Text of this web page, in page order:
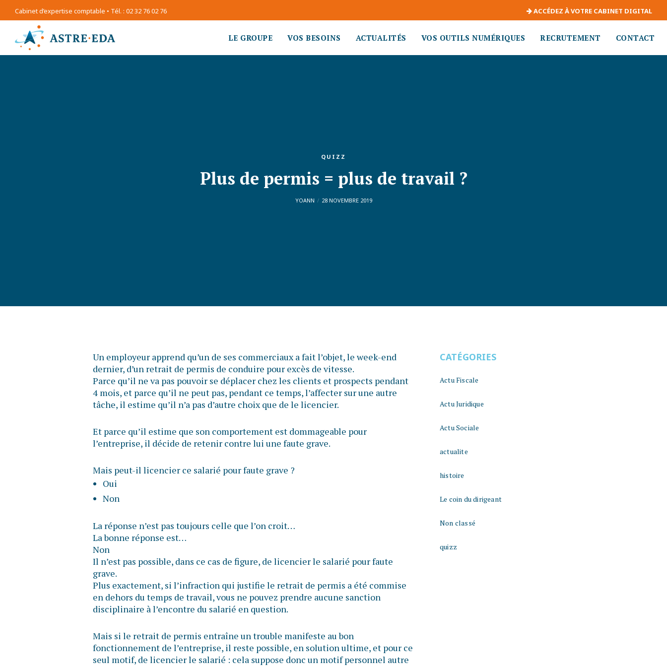
Cabinet d’expertise comptable • Tél. : 02 32 76 02 76 ACCÉDEZ À VOTRE CABINET DIGITAL
LE GROUPE VOS BESOINS ACTUALITÉS VOS OUTILS NUMÉRIQUES RECRUTEMENT CONTACT
QUIZZ
Plus de permis = plus de travail ?
YOANN 28 NOVEMBRE 2019
Un employeur apprend qu’un de ses commerciaux a fait l’objet, le week-end
dernier, d’un retrait de permis de conduire pour excès de vitesse.
Parce qu’il ne va pas pouvoir se déplacer chez les clients et prospects pendant
4 mois, et parce qu’il ne peut pas, pendant ce temps, l’affecter sur une autre
tâche, il estime qu’il n’a pas d’autre choix que de le licencier.
Et parce qu’il estime que son comportement est dommageable pour
l’entreprise, il décide de retenir contre lui une faute grave.
Mais peut-il licencier ce salarié pour faute grave ?
Oui
Non
La réponse n’est pas toujours celle que l’on croit…
La bonne réponse est…
Non
Il n’est pas possible, dans ce cas de figure, de licencier le salarié pour faute
grave.
Plus exactement, si l’infraction qui justifie le retrait de permis a été commise
en dehors du temps de travail, vous ne pouvez prendre aucune sanction
disciplinaire à l’encontre du salarié en question.
Mais si le retrait de permis entraîne un trouble manifeste au bon
fonctionnement de l’entreprise, il reste possible, en solution ultime, et pour ce
seul motif, de licencier le salarié : cela suppose donc un motif personnel autre
CATÉGORIES
Actu Fiscale
Actu Juridique
Actu Sociale
actualite
histoire
Le coin du dirigeant
Non classé
quizz